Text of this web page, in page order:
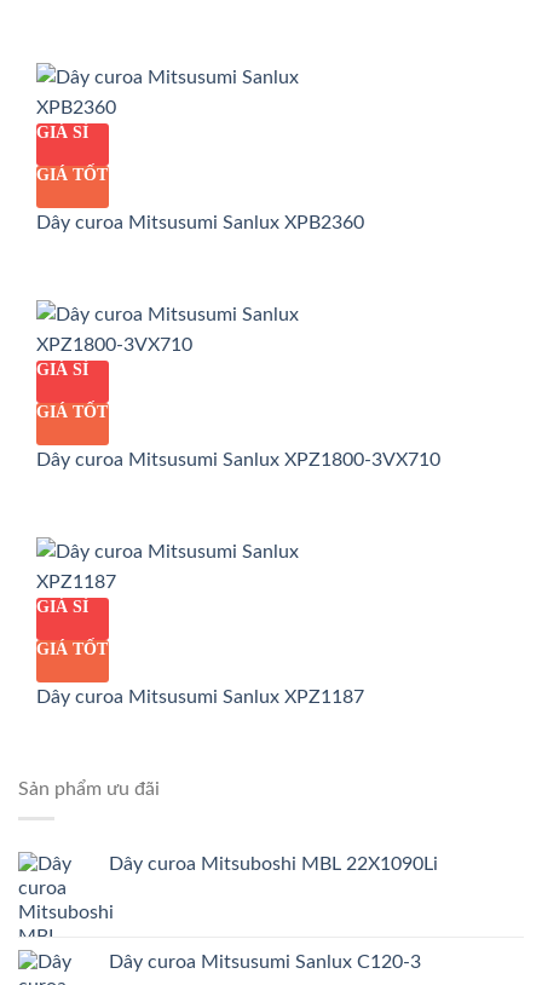
GIÁ SỈ
GIÁ TỐT
Dây curoa Mitsusumi Sanlux XPB2360
GIÁ SỈ
GIÁ TỐT
Dây curoa Mitsusumi Sanlux XPZ1800-3VX710
GIÁ SỈ
GIÁ TỐT
Dây curoa Mitsusumi Sanlux XPZ1187
Sản phẩm ưu đãi
Dây curoa Mitsuboshi MBL 22X1090Li
Dây curoa Mitsusumi Sanlux C120-3